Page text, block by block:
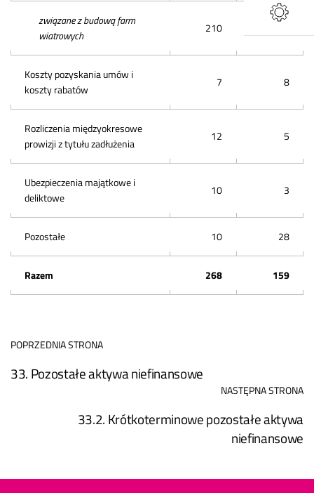
związane z budową farm
wiatrowych
210
Koszty pozyskania umów i
koszty rabatów
7 8
Rozliczenia międzyokresowe
prowizji z tytułu zadłużenia
12 5
Ubezpieczenia majątkowe i
deliktowe
10 3
Pozostałe 10 28
Razem 268 159
POPRZEDNIA STRONA
33. Pozostałe aktywa niefinansowe
NASTĘPNA STRONA
33.2. Krótkoterminowe pozostałe aktywa
niefinansowe